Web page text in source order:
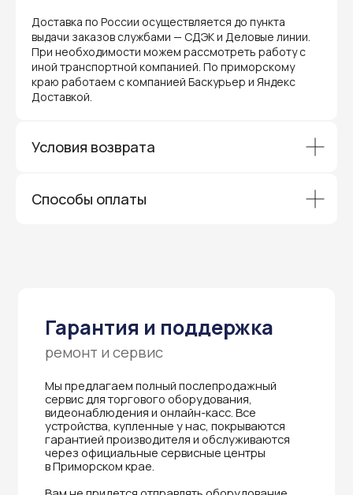
Доставка по России осуществляется до пункта
выдачи заказов службами — СДЭК и Деловые линии.
При необходимости можем рассмотреть работу с
иной транспортной компанией. По приморскому
краю работаем с компанией Баскурьер и Яндекс
Доставкой.
Условия возврата
Способы оплаты
видеонаблюдения и онлайн-касс. Все
устройства, купленные у нас, покрываются
ремонт и сервис